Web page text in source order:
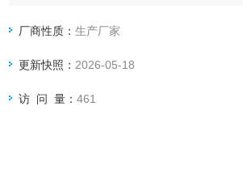
持二线与四线制混测，具备自学习生成元器
厂商性质：生产厂家
更新快照： 2026-05-18
访 问 量：461